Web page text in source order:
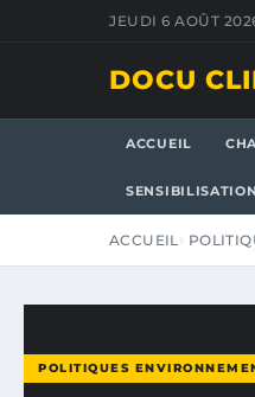
JEUDI 6 AOÛT
DOCU
ACCUEIL
ACCUEIL
POLITIQUES